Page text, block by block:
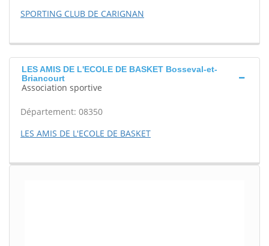
SPORTING CLUB DE CARIGNAN
LES AMIS DE L'ECOLE DE BASKET Bosseval-et-
Briancourt
Association sportive
Département: 08350
LES AMIS DE L'ECOLE DE BASKET